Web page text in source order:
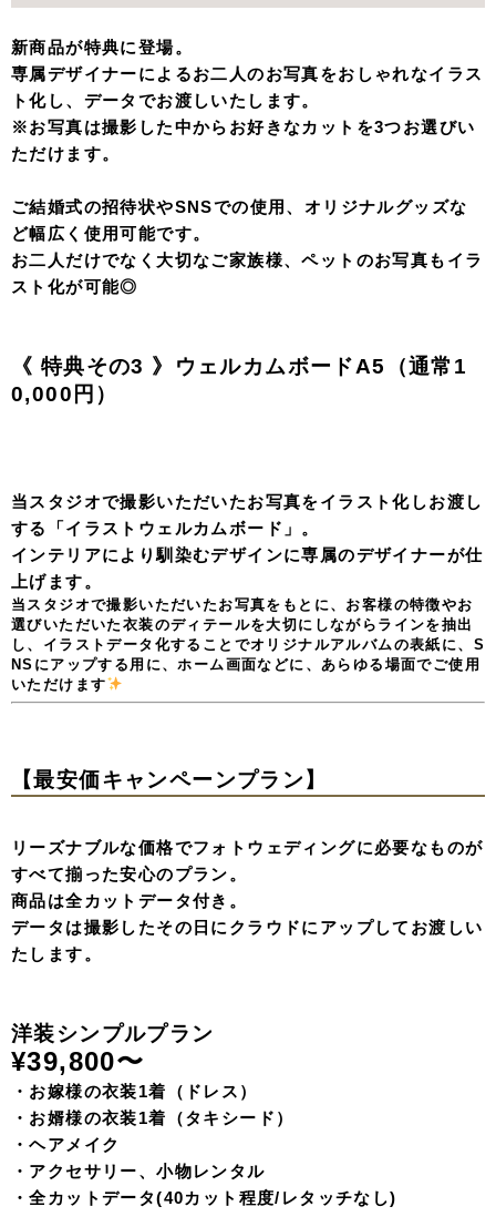
新商品が特典に登場。
専属デザイナーによるお二人のお写真をおしゃれなイラス
ト化し、データでお渡しいたします。
※お写真は撮影した中からお好きなカットを3つお選びい
ただけます。
ご結婚式の招待状やSNSでの使用、オリジナルグッズな
ど幅広く使用可能です。
お二人だけでなく大切なご家族様、ペットのお写真もイラ
スト化が可能◎
《 特典その3 》ウェルカムボードA5（通常1
0,000円）